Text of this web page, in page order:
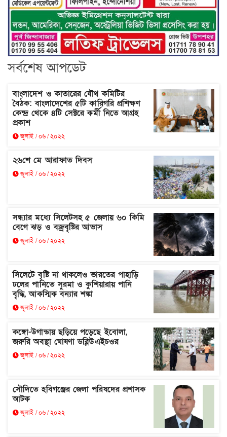
সর্বশেষ আপডেট
বাংলাদেশ ও কাতারের যৌথ কমিটির
বৈঠক: বাংলাদেশের ৫টি কারিগরি প্রশিক্ষণ
কেন্দ্র থেকে ৪টি সেক্টরে কর্মী নিতে আগ্রহ
প্রকাশ
জুলাই / ০৬ / ২০২২
২৬শে মে আরাফাত দিবস
জুলাই / ০৬ / ২০২২
সন্ধ্যার মধ্যে সিলেটসহ ৫ জেলায় ৬০ কিমি
বেগে ঝড় ও বজ্রবৃষ্টির আভাস
জুলাই / ০৬ / ২০২২
সিলেটে বৃষ্টি না থাকলেও ভারতের পাহাড়ি
ঢলের পানিতে সুরমা ও কুশিয়ারায় পানি
বৃদ্ধি, আকস্মিক বন্যার শঙ্কা
জুলাই / ০৬ / ২০২২
কঙ্গো-উগান্ডায় ছড়িয়ে পড়েছে ইবোলা,
জরুরি অবস্থা ঘোষণা ডব্লিউএইচওর
জুলাই / ০৬ / ২০২২
সৌদিতে হবিগঞ্জের জেলা পরিষদের প্রশাসক
আটক
জুলাই / ০৬ / ২০২২